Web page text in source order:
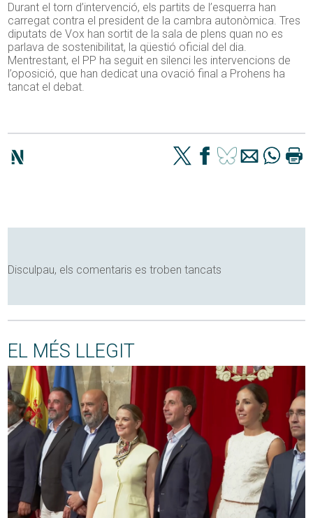
Durant el torn d’intervenció, els partits de l’esquerra han
carregat contra el president de la cambra autonòmica. Tres
diputats de Vox han sortit de la sala de plens quan no es
parlava de sostenibilitat, la qüestió oficial del dia.
Mentrestant, el PP ha seguit en silenci les intervencions de
l’oposició, que han dedicat una ovació final a Prohens ha
tancat el debat.
Disculpau, els comentaris es troben tancats
EL MÉS LLEGIT